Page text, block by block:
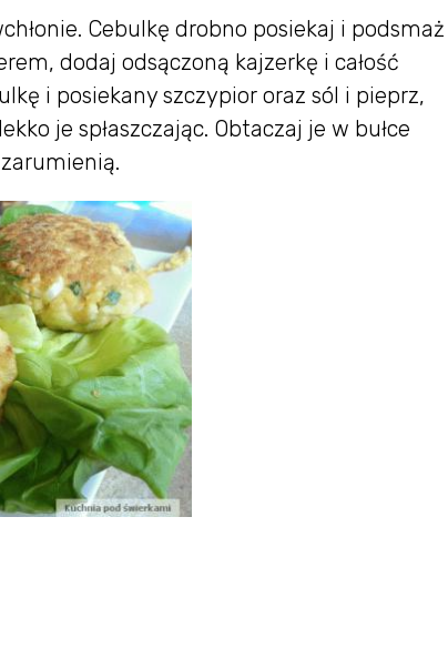
Cebulkę drobno posiekaj i podsmaż
dodaj odsączoną kajzerkę i całość
i posiekany szczypior oraz sól i pieprz,
je spłaszczając. Obtaczaj je w bułce